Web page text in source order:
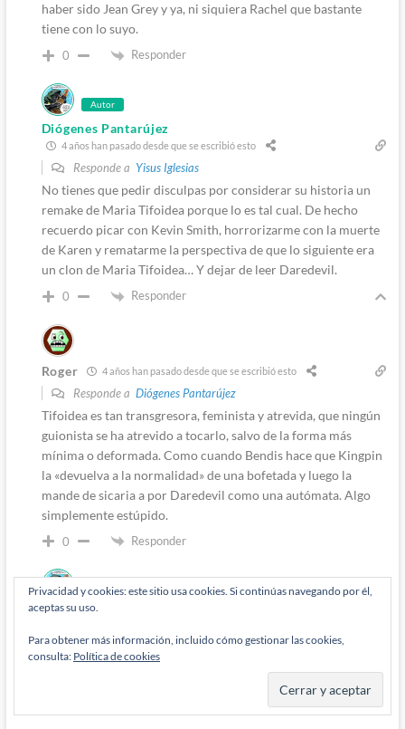
haber sido Jean Grey y ya, ni siquiera Rachel que bastante
tiene con lo suyo.
0 Responder
Autor
Diógenes Pantarújez
4 años han pasado desde que se escribió esto
Responde a Yisus Iglesias
No tienes que pedir disculpas por considerar su historia un
remake de Maria Tifoidea porque lo es tal cual. De hecho
recuerdo picar con Kevin Smith, horrorizarme con la muerte
de Karen y rematarme la perspectiva de que lo siguiente era
un clon de Maria Tifoidea… Y dejar de leer Daredevil.
0 Responder
Roger 4 años han pasado desde que se escribió esto
Responde a Diógenes Pantarújez
Tifoidea es tan transgresora, feminista y atrevida, que ningún
guionista se ha atrevido a tocarlo, salvo de la forma más
mínima o deformada. Como cuando Bendis hace que Kingpin
la «devuelva a la normalidad» de una bofetada y luego la
mande de sicaria a por Daredevil como una autómata. Algo
simplemente estúpido.
0 Responder
Autor
Diógenes Pantarújez
Responde aRoger
Chip Zdarsky sí, mira su actual etapa en Daredevil!
Privacidad y cookies: este sitio usa cookies. Si continúas navegando por él,
aceptas su uso.
Para obtener más información, incluido cómo gestionar las cookies,
consulta: Política de cookies